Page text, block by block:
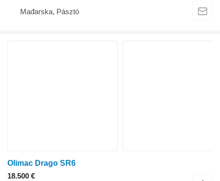
Mađarska, Pásztó
Olimac Drago SR6
18.500 €